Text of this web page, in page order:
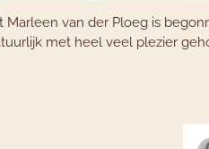
Marleen van der Ploeg is
met heel veel plezier